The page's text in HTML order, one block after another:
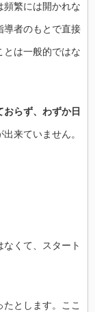
頻繁には開かれな
導者のもとで直接
とは一般的ではな
おらず、わずか日
来ていません。
くて、スタート
たとします。ここ